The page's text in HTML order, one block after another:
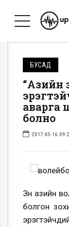
БУСАД
“Азийн
аварга
болно
2017-05-16
Зүүн азийн
болгон